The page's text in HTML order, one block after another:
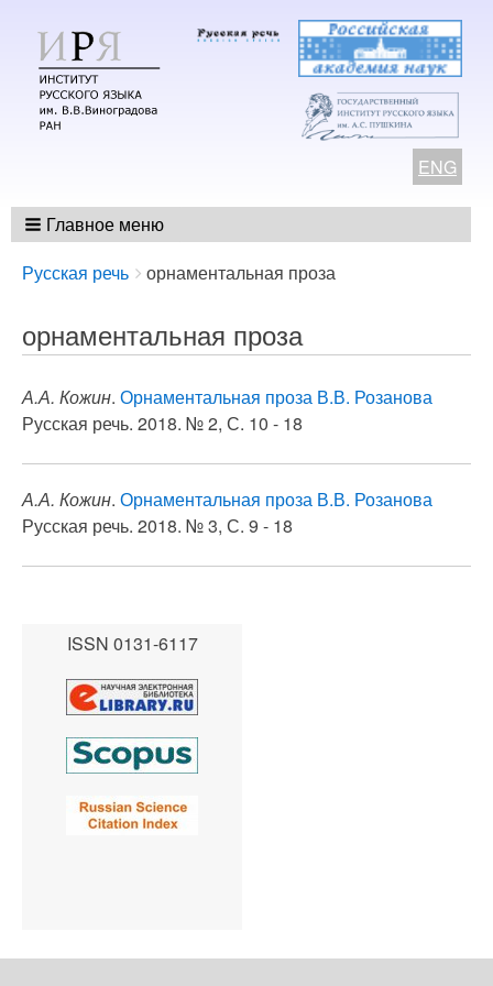
ENG
Главное меню
Breadcrumbs
You
here:
Русская речь орнаментальная проза
орнаментальная проза
А.А. Кожин. Орнаментальная проза В.В. Розанова
Русская речь. 2018. № 2, С. 10 - 18
А.А. Кожин. Орнаментальная проза В.В. Розанова
Русская речь. 2018. № 3, С. 9 - 18
ISSN 0131-6117